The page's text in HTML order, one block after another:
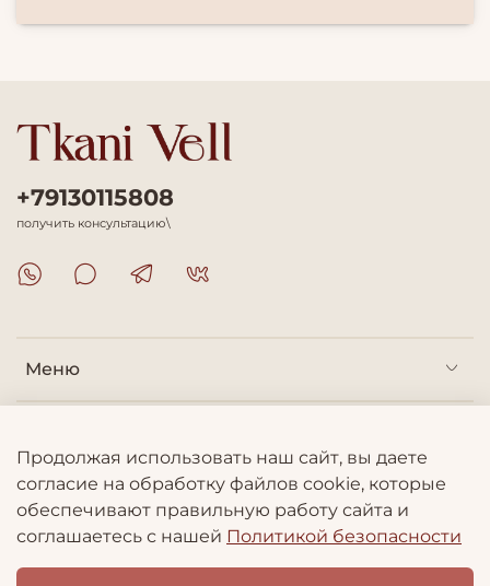
Меню
Информация
+79130115808
получить консультацию\
Продолжая использовать наш сайт, вы даете
согласие на обработку файлов cookie, которые
обеспечивают правильную работу сайта и
соглашаетесь с нашей Политикой безопасности